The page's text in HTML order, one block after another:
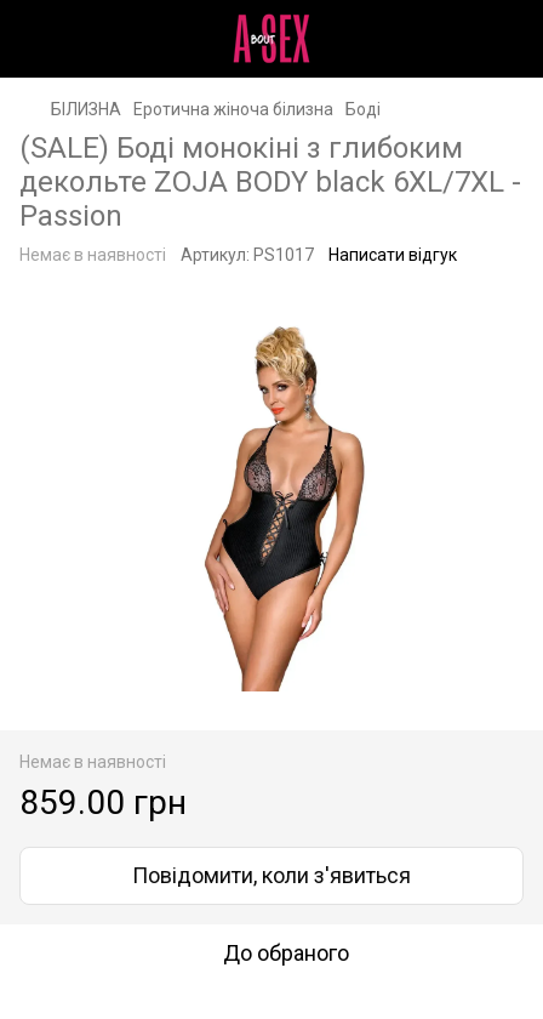
БІЛИЗНА Еротична жіноча білизна Боді
(SALE) Боді монокіні з глибоким
декольте ZOJA BODY black 6XL/7XL -
Passion
Немає в наявності Артикул: PS1017 Написати відгук
Немає в наявності
859.00 грн
Повідомити, коли з'явиться
До обраного